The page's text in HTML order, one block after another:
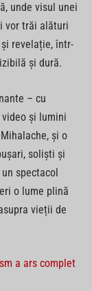
unde visul unei
vor trăi alături
revelație, într-
și dură.
– cu
video și lumini
și o
soliști și
spectacol
o lume plină
vieții de
a ars complet